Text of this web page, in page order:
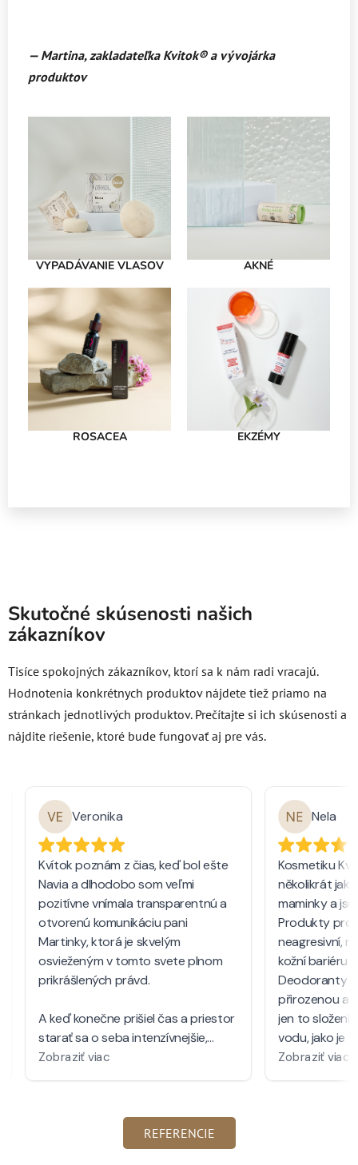
— Martina, zakladateľka Kvitok® a vývojárka
produktov
VYPADÁVANIE VLASOV AKNÉ
ROSACEA EKZÉMY
Skutočné skúsenosti našich
zákazníkov
Tisíce spokojných zákazníkov, ktorí sa k nám radi vracajú.
Hodnotenia konkrétnych produktov nájdete tiež priamo na
stránkach jednotlivých produktov. Prečítajte si ich skúsenosti a
nájdite riešenie, ktoré bude fungovať aj pre vás.
REFERENCIE